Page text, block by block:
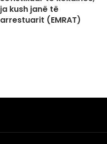
ja kush janë të
arrestuarit (EMRAT)